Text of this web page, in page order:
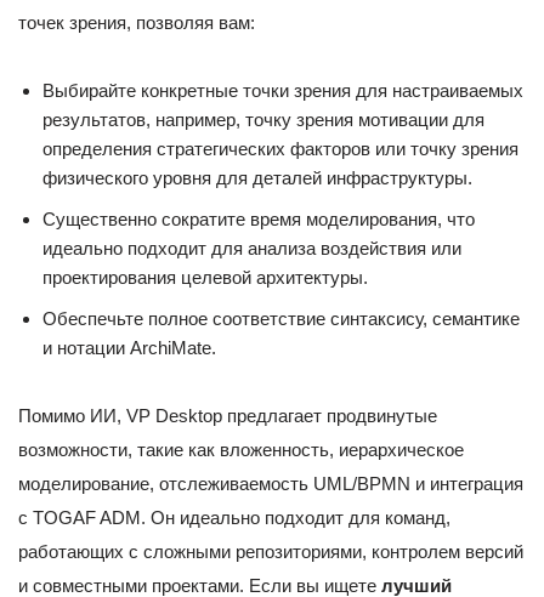
точек зрения, позволяя вам:
Выбирайте конкретные точки зрения для настраиваемых
результатов, например, точку зрения мотивации для
определения стратегических факторов или точку зрения
физического уровня для деталей инфраструктуры.
Существенно сократите время моделирования, что
идеально подходит для анализа воздействия или
проектирования целевой архитектуры.
Обеспечьте полное соответствие синтаксису, семантике
и нотации ArchiMate.
Помимо ИИ, VP Desktop предлагает продвинутые
возможности, такие как вложенность, иерархическое
моделирование, отслеживаемость UML/BPMN и интеграция
с TOGAF ADM. Он идеально подходит для команд,
работающих с сложными репозиториями, контролем версий
и совместными проектами. Если вы ищете лучший